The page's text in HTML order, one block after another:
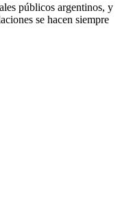
públicos argentinos, y
se hacen siempre